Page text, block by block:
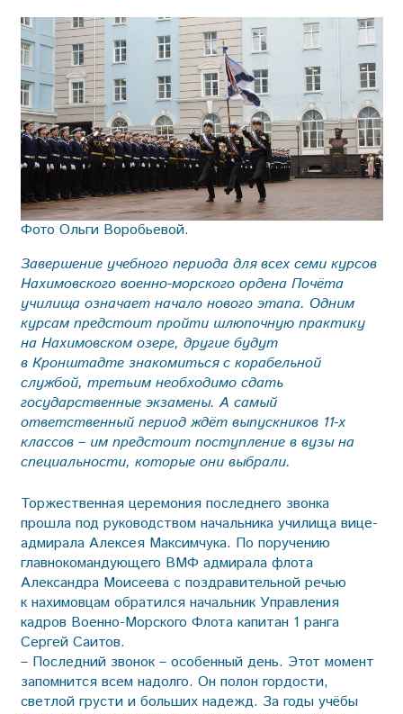
Фото Ольги Воробьевой.
Завершение учебного периода для всех семи курсов
Нахимовского военно-морского ордена Почёта
училища означает начало нового этапа. Одним
курсам предстоит пройти шлюпочную практику
на Нахимовском озере, другие будут
в Кронштадте знакомиться с корабельной
службой, третьим необходимо сдать
государственные экзамены. А самый
ответственный период ждёт выпускников 11-х
классов – им предстоит поступление в вузы на
специальности, которые они выбрали.
Торжественная церемония последнего звонка
прошла под руководством начальника училища вице-
адмирала Алексея Максимчука. По поручению
главнокомандующего ВМФ адмирала флота
Александра Моисеева с поздравительной речью
к нахимовцам обратился начальник Управления
кадров Военно-Морского Флота капитан 1 ранга
Сергей Саитов.
– Последний звонок – особенный день. Этот момент
запомнится всем надолго. Он полон гордости,
светлой грусти и больших надежд. За годы учёбы